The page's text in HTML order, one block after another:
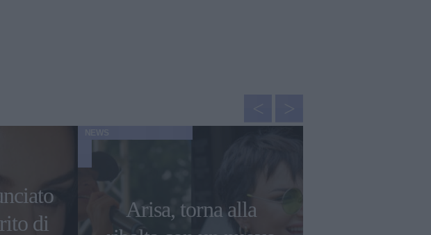
di
Arisa, torna alla